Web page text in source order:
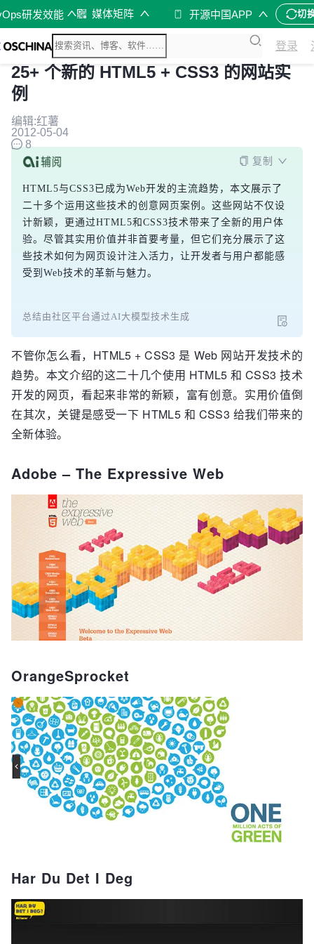
研发效能 媒体矩阵 开源中国APP 切
登录
25+ 个新的 HTML5 + CSS3 的网站实
例
编辑:红薯
2012-05-04
8
复制
HTML5与CSS3已成为Web开发的主流趋势，本文展示了
二十多个运用这些技术的创意网页案例。这些网站不仅设
计新颖，更通过HTML5和CSS3技术带来了全新的用户体
验。尽管其实用价值并非首要考量，但它们充分展示了这
些技术如何为网页设计注入活力，让开发者与用户都能感
受到Web技术的革新与魅力。
总结由社区平台通过AI大模型技术生成
不管你怎么看，HTML5 + CSS3 是 Web 网站开发技术的
趋势。本文介绍的这二十几个使用 HTML5 和 CSS3 技术
开发的网页，看起来非常的新颖，富有创意。实用价值倒
在其次，关键是感受一下 HTML5 和 CSS3 给我们带来的
全新体验。
Adobe – The Expressive Web
OrangeSprocket
Har Du Det I Deg